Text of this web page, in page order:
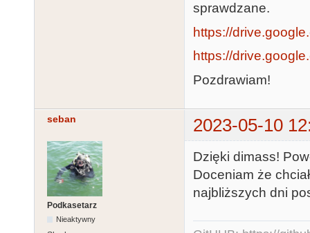
sprawdzane.
https://
https://
Pozdrawiam!
seban 2023-05-10
Podkasetarz
Nieaktywny
Dzięki dimass!
Doceniam że
najbliższych dni